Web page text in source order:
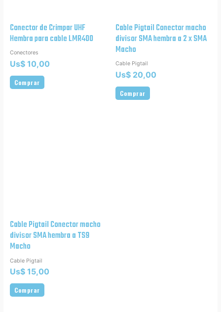
Conector de Crimpar UHF
Hembra para cable LMR400
Conectores
Us$10,00
Comprar
Cable Pigtail Conector macho
divisor SMA hembra a 2 x SMA
Macho
Cable Pigtail
Us$ 20,00
Comprar
Cable Pigtail Conector macho
divisor SMA hembra a TS9
Macho
Cable Pigtail
Us$15,00
Comprar